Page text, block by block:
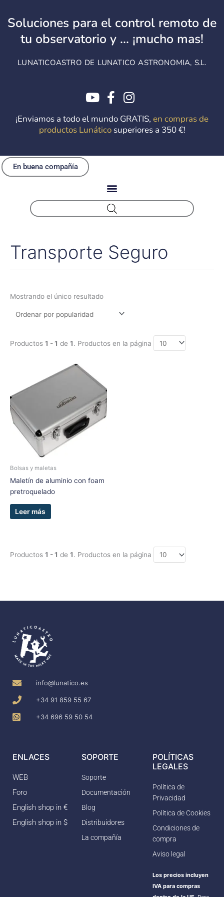
contenido
Soluciones para el control remoto de
tu observatorio y ... ¡mucho mas!
LUNATICOASTRO DE LUNATICO ASTRONOMIA, S.L.
¡Enviamos a todo el mundo GRATIS, en compras de
productos Lunáticosuperiores a 350 €!
En buena compañía
Transporte Seguro
Mostrando el único resultado
Productos 1 - 1 de 1. Productos en la página
Bolsas y maletas
Maletín de aluminio con foam
pretroquelado
Leer más
Productos 1 - 1 de 1. Productos en la página
info@lunatico.es
+34 91 859 55 67
+34 696 59 50 54
ENLACES
WEB
Foro
English shop in €
English shop in $
SOPORTE
Soporte
Documentación
Blog
Distribuidores
La compañía
POLÍTICAS
LEGALES
Política de
Privacidad
Política de Cookies
Condiciones de
compra
Aviso legal
Los precios incluyen
IVA para compras